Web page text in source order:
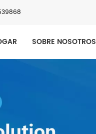
SOBRE NOSOTROS